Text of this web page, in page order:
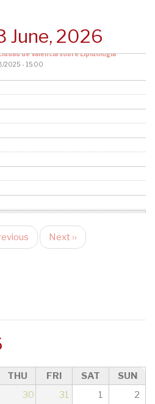
June, 2026
de Cardiología, Endocrinología y
de Valencia sobre Lipidología
2025 - 15:00
Next ››
THU FRI SAT
SUN
30 31 1 2